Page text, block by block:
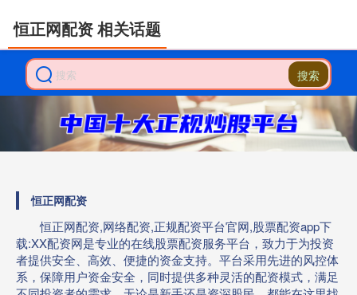
搜索
恒正网配资
恒正网配资,网络配资,正规配资平台官网,股票配资app下
载:XX配资网是专业的在线股票配资服务平台，致力于为投资
者提供安全、高效、便捷的资金支持。平台采用先进的风控体
系，保障用户资金安全，同时提供多种灵活的配资模式，满足
恒正网配资 相关话题